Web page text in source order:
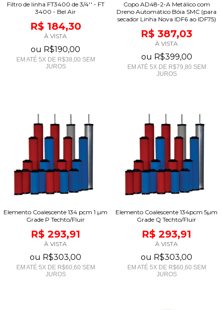
Filtro de linha FT3400 de 3/4'' - FT
3400 - Bel Air
R$ 184,30
À VISTA
ou R$190,00
EM ATÉ 5X DE R$38,00 SEM
JUROS
Copo AD48-2-A Metálico com
Dreno Automático Bóia SMC (para
secador Linha Nova IDF6 ao IDF75)
R$ 387,03
À VISTA
ou R$399,00
EM ATÉ 5X DE R$79,80 SEM
JUROS
Elemento Coalescente 134 pcm 1 µm
Grade P Techto/Fluir
R$ 293,91
À VISTA
ou R$303,00
EM ATÉ 5X DE R$60,60 SEM
JUROS
Elemento Coalescente 134pcm 5µm
Grade Q Techto/Fluir
R$ 293,91
À VISTA
ou R$303,00
EM ATÉ 5X DE R$60,60 SEM
JUROS